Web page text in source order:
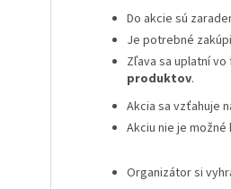
Do akcie sú
Je potrebné
Zľava sa uplatní
produktov.
Akcia sa vzťahuje
Akciu nie je
Organizátor si